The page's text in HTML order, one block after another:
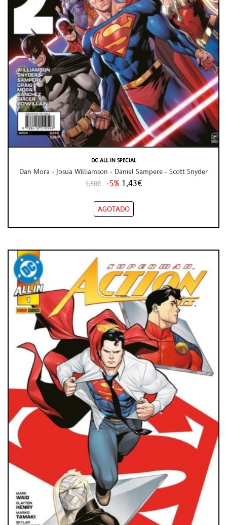
DC ALL IN SPECIAL
Dan Mora - Josua Williamson - Daniel Sampere - Scott Snyder
1,50€ -5% 1,43€
AGOTADO